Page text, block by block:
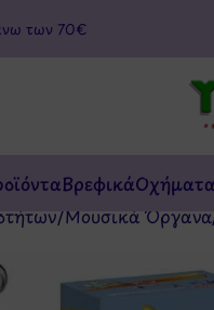
των 70€
ΒρεφικάΟχήματα
/Μουσικά Όργανα